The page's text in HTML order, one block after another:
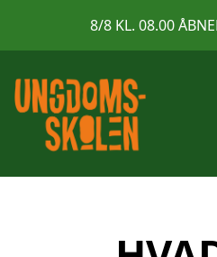
8/8 KL. 08.00